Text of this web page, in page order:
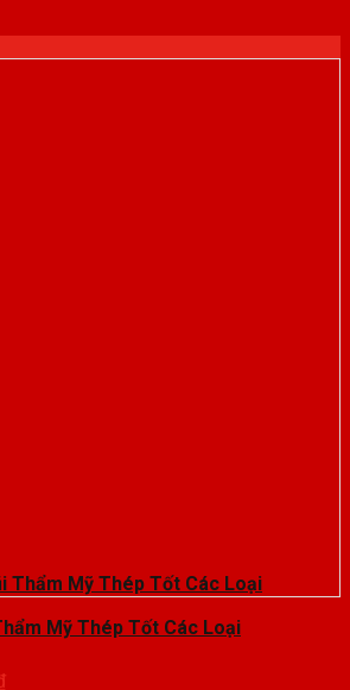
Mỹ Thép Tốt Các Loại
Khoảng